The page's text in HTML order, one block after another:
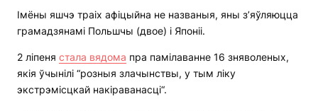
Імёны яшчэ траіх афіцыйна не названыя, яны з’яўляюцца
грамадзянамі Польшчы (двое) і Японіі.
2 ліпеня стала вядома пра памілаванне 16 зняволеных,
якія ўчынілі “розныя злачынствы, у тым ліку
экстрэмісцкай накіраванасці“.